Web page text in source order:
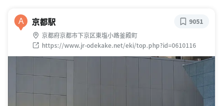
A 京都駅
京都府京都市下京区東塩小路釜殿町
https://www.jr-odekake.net/eki/top.php?id=0610116
9051